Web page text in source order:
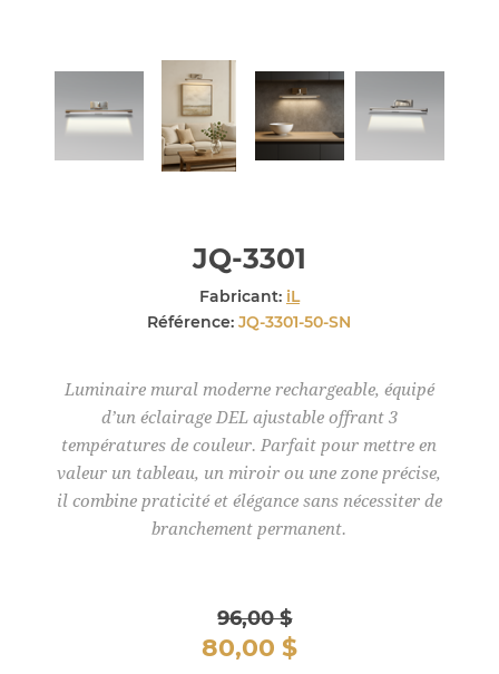
JQ-3301
Fabricant: iL
Référence: JQ-3301-50-SN
Luminaire mural moderne rechargeable, équipé
d’un éclairage DEL ajustable offrant 3
températures de couleur. Parfait pour mettre en
valeur un tableau, un miroir ou une zone précise,
il combine praticité et élégance sans nécessiter de
branchement permanent.
96,00 $
80,00 $